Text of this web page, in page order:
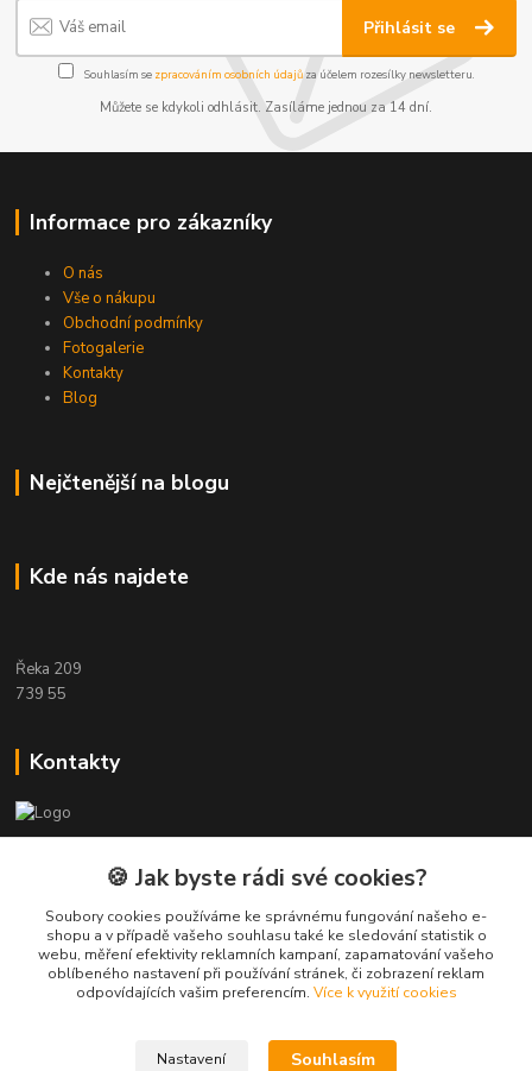
Přihlásit se
Souhlasím se zpracováním osobních údajůza účelem rozesílky newsletteru.
Můžete se kdykoli odhlásit. Zasíláme jednou za 14 dní.
Informace pro zákazníky
O nás
Vše o nákupu
Obchodní podmínky
Fotogalerie
Kontakty
Blog
Nejčtenější na blogu
Kde nás najdete
Řeka 209
739 55
Kontakty
Zákaznická podpora Eshop-rychle
+420 604 391 361
info@etwool.cz
🍪 Jak byste rádi své cookies?
Soubory cookies používáme ke správnému fungování našeho e-
shopu a v případě vašeho souhlasu také ke sledování statistik o
webu, měření efektivity reklamních kampaní, zapamatování vašeho
oblíbeného nastavení při používání stránek, či zobrazení reklam
odpovídajících vašim preferencím. Více k využití cookies
Nastavení Souhlasím